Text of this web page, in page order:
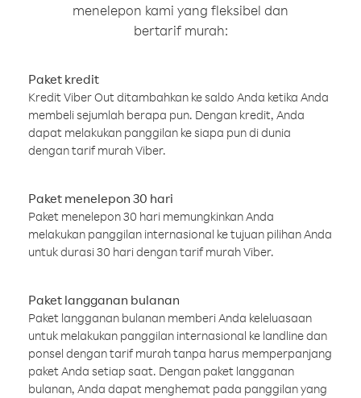
menelepon kami yang fleksibel dan
bertarif murah:
Paket kredit
Kredit Viber Out ditambahkan ke saldo Anda ketika Anda
membeli sejumlah berapa pun. Dengan kredit, Anda
dapat melakukan panggilan ke siapa pun di dunia
dengan tarif murah Viber.
Paket menelepon 30 hari
Paket menelepon 30 hari memungkinkan Anda
melakukan panggilan internasional ke tujuan pilihan Anda
untuk durasi 30 hari dengan tarif murah Viber.
Paket langganan bulanan
Paket langganan bulanan memberi Anda keleluasaan
untuk melakukan panggilan internasional ke landline dan
ponsel dengan tarif murah tanpa harus memperpanjang
paket Anda setiap saat. Dengan paket langganan
bulanan, Anda dapat menghemat pada panggilan yang